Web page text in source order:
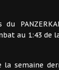
au 1:43 de
semaine